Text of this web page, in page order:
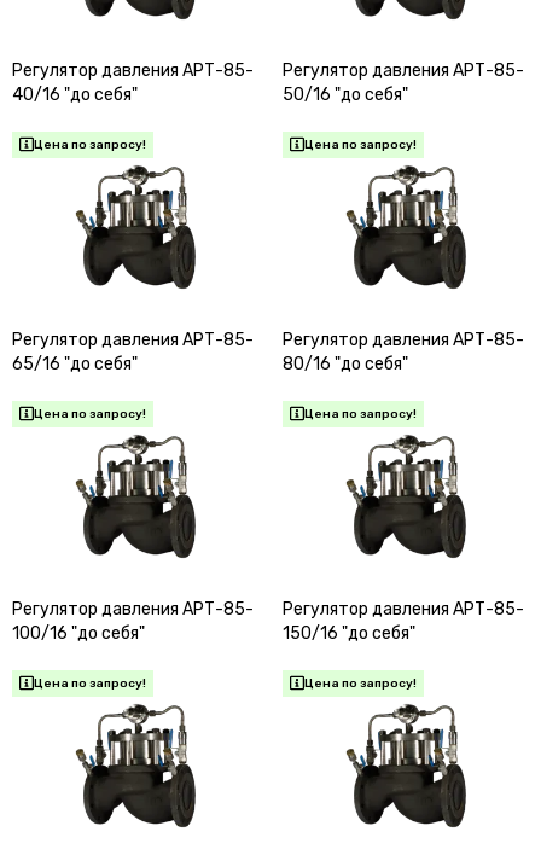
Регулятор давления АРТ-85-
40/16 "до себя"
Регулятор давления АРТ-85-
50/16 "до себя"
Регулятор давления АРТ-85-
65/16 "до себя"
Регулятор давления АРТ-85-
80/16 "до себя"
Регулятор давления АРТ-85-
100/16 "до себя"
Регулятор давления АРТ-85-
150/16 "до себя"